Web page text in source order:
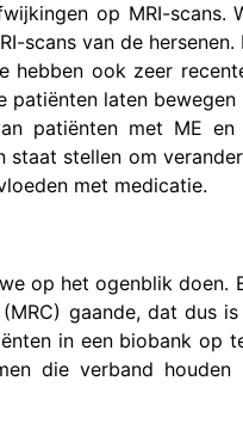
op MRI-scans.
scans van de
hebben ook zeer
laten bewegen
patiënten met ME
stellen om
met medicatie.
op het ogenblik doen.
gaande, dat dus
in een biobank op
die verband